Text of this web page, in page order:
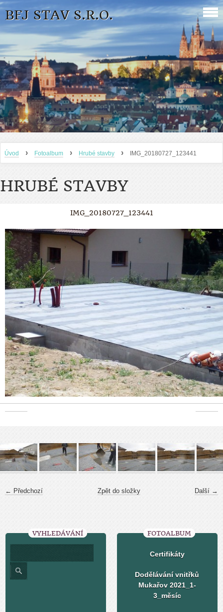
BFJ STAV S.R.O.
Úvod › Fotoalbum › Hrubé stavby › IMG_20180727_123441
HRUBÉ STAVBY
IMG_20180727_123441
← Předchozí Další →
Zpět do složky
VYHLEDÁVÁNÍ FOTOALBUM
Certifikáty
Dodělávání vnitřků
Mukařov 2021_1-
3_měsíc